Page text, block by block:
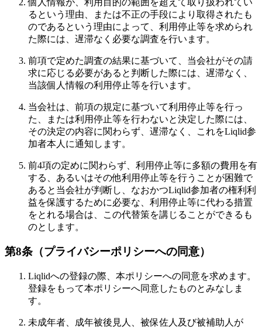
るという理由、または不正の手段により取得されたも
のであるという理由によって、利用停止等を求められ
た際には、遅滞なく必要な調査を行います。
前項で定めた調査の結果に基づいて、当会社がその請
求に応じる必要があると判断した際には、遅滞なく、
当該個人情報の利用停止等を行います。
当会社は、前項の規定に基づいて利用停止等を行っ
た、または利用停止等を行わないと決定した際には、
その決定の内容に関わらず、遅滞なく、これをLiqlid参
加者本人に通知します。
前4項の定めに関わらず、利用停止等に多額の費用を有
する、あるいはその他利用停止等を行うことが困難で
あると当会社が判断し、なおかつLiqlid参加者の権利利
益を保護するために必要な、利用停止等に代わる措置
をとれる場合は、この代替策を講じることができるも
のとします。
第8条（プライバシーポリシーへの同意）
Liqlidへの登録の際、本ポリシーへの同意を求めます。
登録をもって本ポリシーへ同意したものとみなしま
す。
未成年者、成年被後見人、被保佐人及び被補助人が